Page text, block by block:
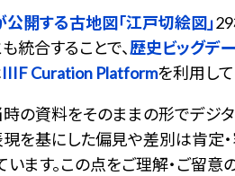
開する古地図「江戸切絵図」
統合することで、歴史ビッグデ
IIIF Curation Platformを利用して
の資料をそのままの形でデジ
を基にした偏見や差別は肯定
ます。この点をご理解・ご留意